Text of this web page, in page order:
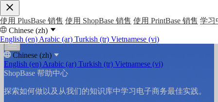
使用 PlusBase 销售 使用 ShopBase 销售 使用 PrintBase 销售 学习
Chinese (zh)
English (en) Arabic (ar) Turkish (tr) Vietnamese (vi)
Chinese (zh)
English (en) Arabic (ar) Turkish (tr) Vietnamese (vi)
ShopBase 帮助中心
探索如何做以及从我们的知识库中学习电子商务最佳实践。